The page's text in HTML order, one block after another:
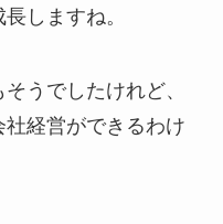
しますね。
うでしたけれど、
経営ができるわけ